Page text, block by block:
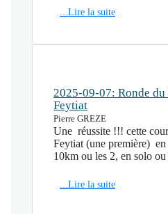
...Lire la suite
2025-09-07: Ronde du
Feytiat
Pierre GREZE
Une réussite !!! cette
Feytiat (une première) en
10km ou les 2, en solo
...Lire la suite